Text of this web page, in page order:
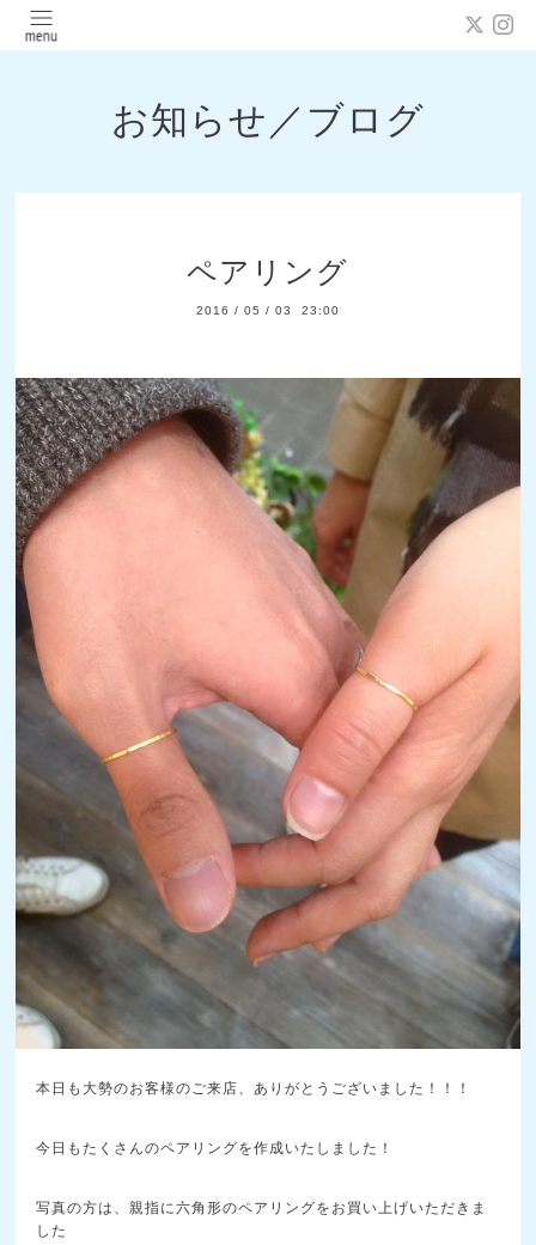
お知らせ／ブログ
ペアリング
2016 / 05 / 03 23:00
本日も大勢のお客様のご来店、ありがとうございました！！！
今日もたくさんのペアリングを作成いたしました！
写真の方は、親指に六角形のペアリングをお買い上げいただきま
した